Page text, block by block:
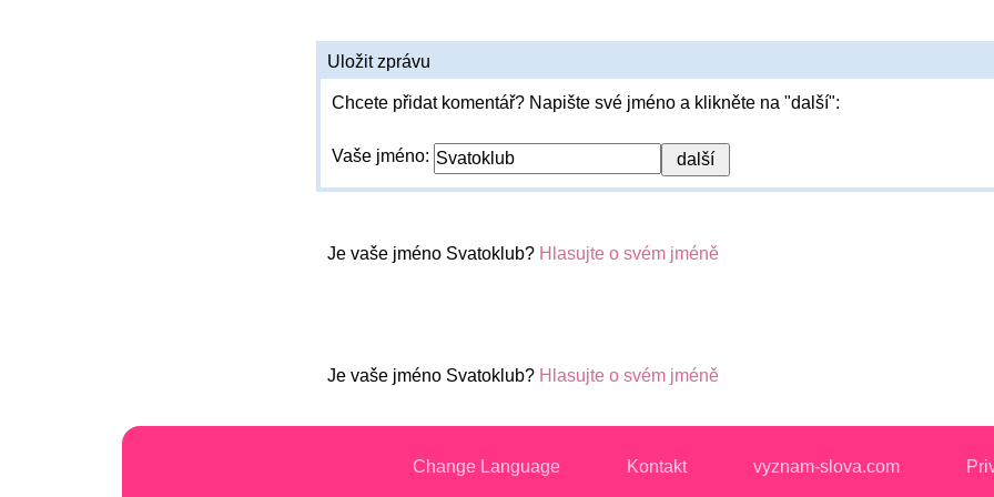
Uložit zprávu
Chcete přidat komentář? Napište své jméno a klikněte na "další":
Vaše jméno:
Je vaše jméno Svatoklub? Hlasujte o svém jméně
Je vaše jméno Svatoklub? Hlasujte o svém jméně
Change Language Kontakt vyznam-slova.com